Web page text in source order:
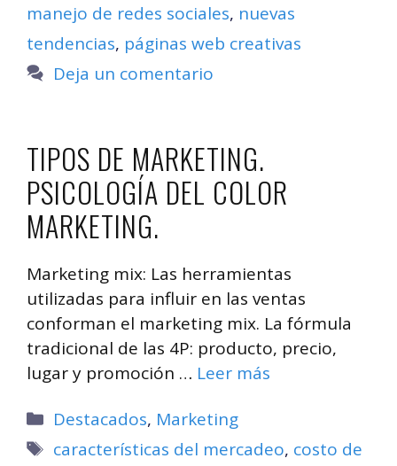
manejo de redes sociales, nuevas
tendencias, páginas web creativas
Deja un comentario
TIPOS DE MARKETING.
PSICOLOGÍA DEL COLOR
MARKETING.
Marketing mix: Las herramientas
utilizadas para influir en las ventas
conforman el marketing mix. La fórmula
tradicional de las 4P: producto, precio,
lugar y promoción … Leer más
Categorías
Destacados, Marketing
Etiquetas
características del mercadeo, costo de